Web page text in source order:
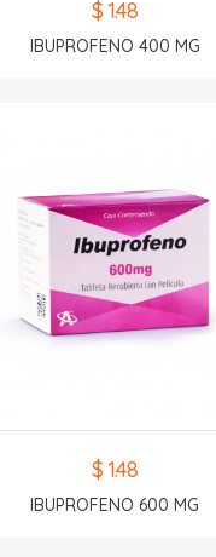
$ 1.48
IBUPROFENO 400 MG
$ 1.48
IBUPROFENO 600 MG